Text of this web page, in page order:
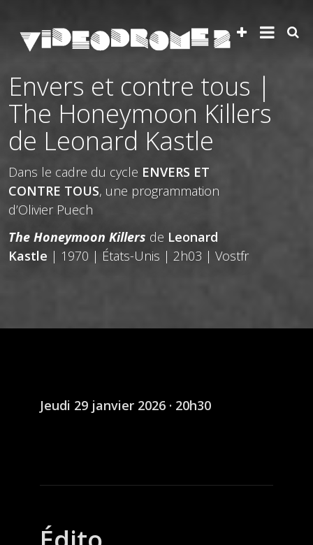
Envers et contre tous |
The Honeymoon Killers
de Leonard Kastle
Dans le cadre du cycle ENVERS ET
CONTRE TOUS, une programmation
d’Olivier Puech
The Honeymoon Killers de Leonard
Kastle | 1970 | États-Unis | 2h03 | Vostfr
Jeudi 29 janvier 2026 · 20h30